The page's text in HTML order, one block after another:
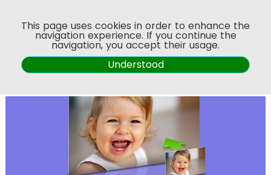
This page uses cookies in order to enhance the
navigation experience. If you continue the
navigation, you accept their usage.
Understood
SELECT THE PRODUCT